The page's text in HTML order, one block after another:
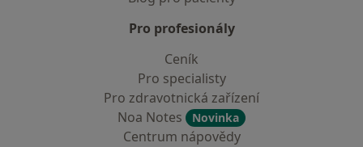
Pro profesionály
Ceník
Pro specialisty
Pro zdravotnická zařízení
Noa Notes
Novinka
Centrum nápovědy